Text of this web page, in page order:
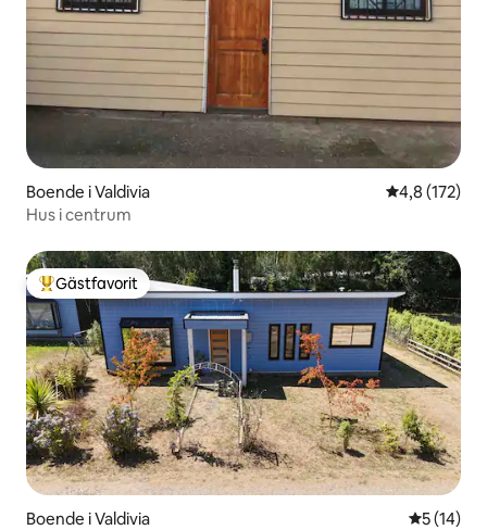
Boende i Valdivia 4,8 av 5 i
4,8 (172)
Hus i centrum
Populär gästfavorit
Gästfavorit
Boende i Valdivia 5 av 5 i
5 (14)